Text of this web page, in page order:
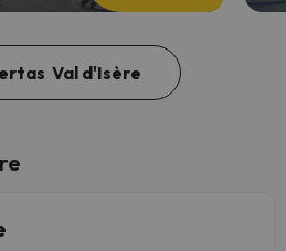
Val d'Isère